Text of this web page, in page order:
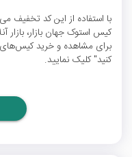
کیس استوک جهان بازار، بازار
برای مشاهده و خرید کیس‌های
کنید" کلیک نمایید.